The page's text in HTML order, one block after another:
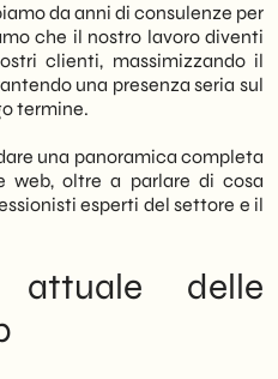
consulenti web non si
tecnici isolati, ma
ecosistema digitale
competitor) per
e opportunità
Stagnazione delle
sui social o
inefficaci sono
per riorientare la
Non esiste una
di consulenza
da anni di consulenze per
che il nostro lavoro diventi
clienti, massimizzando il
una presenza seria sul
termine.
una panoramica completa
web, oltre a parlare di cosa
esperti del settore e il
attuale delle